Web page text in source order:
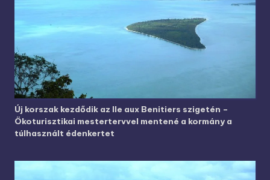
Új korszak kezdődik az Ile aux Benitiers szigetén –
Ökoturisztikai mestertervvel mentené a kormány a
túlhasznált édenkertet